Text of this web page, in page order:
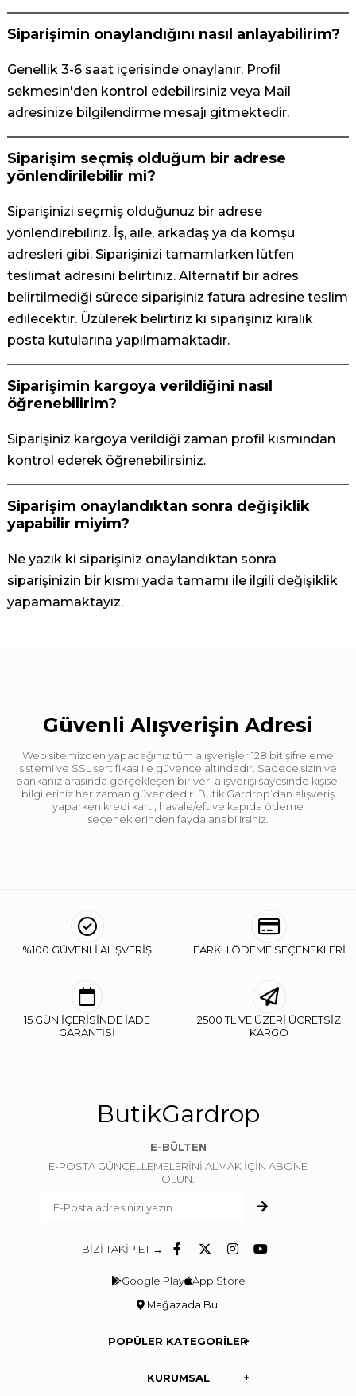
Siparişimin onaylandığını nasıl anlayabilirim?
Genellik 3-6 saat içerisinde onaylanır. Profil
sekmesin'den kontrol edebilirsiniz veya Mail
adresinize bilgilendirme mesajı gitmektedir.
Siparişim seçmiş olduğum bir adrese
yönlendirilebilir mi?
Siparişinizi seçmiş olduğunuz bir adrese
yönlendirebiliriz. İş, aile, arkadaş ya da komşu
adresleri gibi. Siparişinizi tamamlarken lütfen
teslimat adresini belirtiniz. Alternatif bir adres
belirtilmediği sürece siparişiniz fatura adresine teslim
edilecektir. Üzülerek belirtiriz ki siparişiniz kiralık
posta kutularına yapılmamaktadır.
Siparişimin kargoya verildiğini nasıl
öğrenebilirim?
Siparişiniz kargoya verildiği zaman profil kısmından
kontrol ederek öğrenebilirsiniz.
Siparişim onaylandıktan sonra değişiklik
yapabilir miyim?
Ne yazık ki siparişiniz onaylandıktan sonra
siparişinizin bir kısmı yada tamamı ile ilgili değişiklik
yapamamaktayız.
Güvenli Alışverişin Adresi
Web sitemizden yapacağınız tüm alışverişler 128 bit şifreleme
sistemi ve SSL sertifikası ile güvence altındadır. Sadece sizin ve
bankanız arasında gerçekleşen bir veri alışverişi sayesinde kişisel
bilgileriniz her zaman güvendedir. Butik Gardrop’dan alışveriş
yaparken kredi kartı, havale/eft ve kapıda ödeme
seçeneklerinden faydalanabilirsiniz.
%100 GÜVENLİ ALIŞVERİŞ FARKLI ÖDEME SEÇENEKLERİ
15 GÜN İÇERİSİNDE İADE
GARANTİSİ
2500 TL VE ÜZERİ ÜCRETSİZ
KARGO
ButikGardrop
E-BÜLTEN
E-POSTA GÜNCELLEMELERİNİ ALMAK İÇİN ABONE
OLUN.
BİZİ TAKİP ET →
Google Play App Store
Mağazada Bul
POPÜLER KATEGORİLER
KURUMSAL